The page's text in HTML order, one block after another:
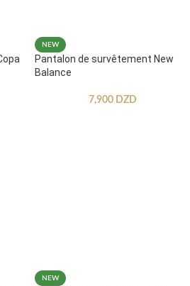
NEW
Pantalon de survêtement New
Balance
7,900 DZD
NEW